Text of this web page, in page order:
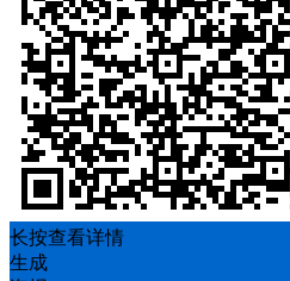
长按查看详情
生成